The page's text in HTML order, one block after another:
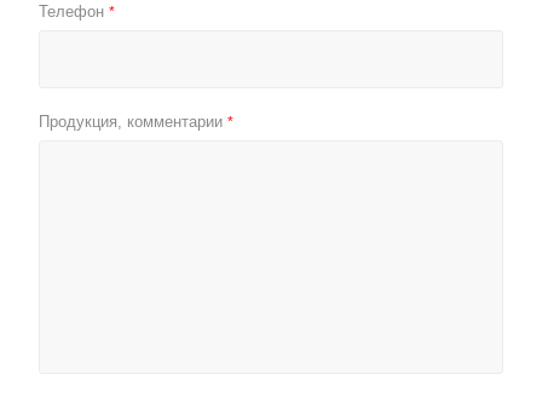
Телефон *
Продукция, комментарии *